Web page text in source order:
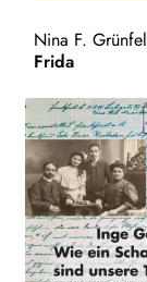
AKTUELLES
WEITERE
Search:
Nina F.
Frida